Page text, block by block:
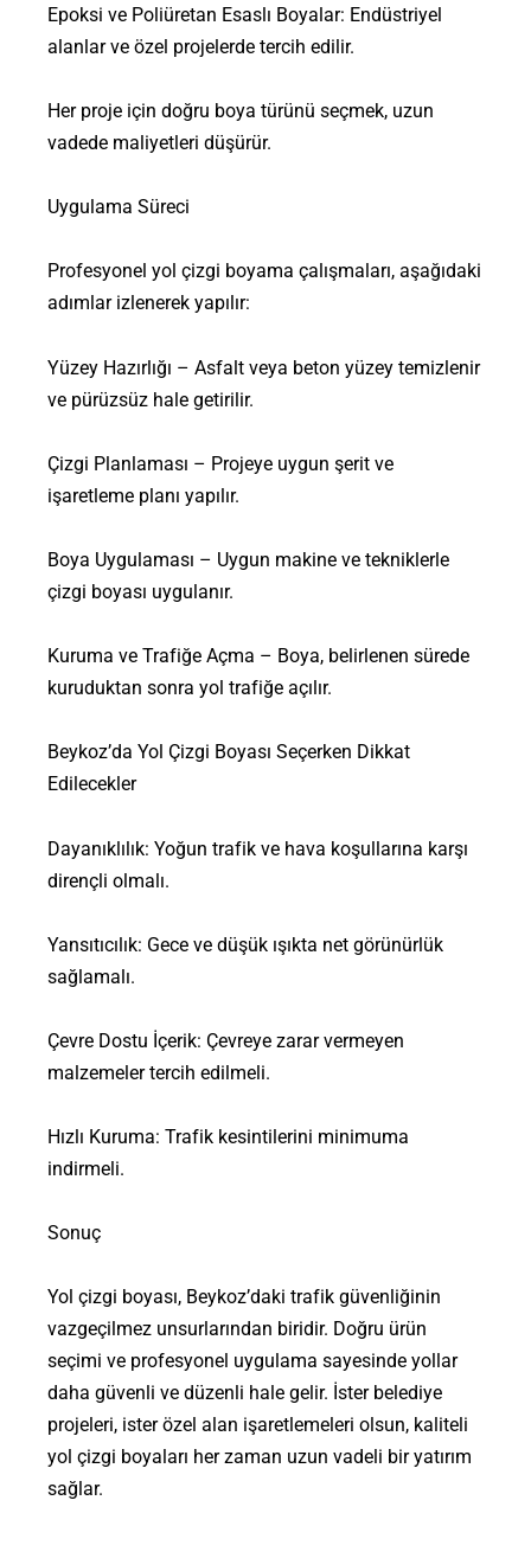
Epoksi ve Poliüretan Esaslı Boyalar: Endüstriyel
alanlar ve özel projelerde tercih edilir.
Her proje için doğru boya türünü seçmek, uzun
vadede maliyetleri düşürür.
Uygulama Süreci
Profesyonel yol çizgi boyama çalışmaları, aşağıdaki
adımlar izlenerek yapılır:
Yüzey Hazırlığı – Asfalt veya beton yüzey temizlenir
ve pürüzsüz hale getirilir.
Çizgi Planlaması – Projeye uygun şerit ve
işaretleme planı yapılır.
Boya Uygulaması – Uygun makine ve tekniklerle
çizgi boyası uygulanır.
Kuruma ve Trafiğe Açma – Boya, belirlenen sürede
kuruduktan sonra yol trafiğe açılır.
Beykoz’da Yol Çizgi Boyası Seçerken Dikkat
Edilecekler
Dayanıklılık: Yoğun trafik ve hava koşullarına karşı
dirençli olmalı.
Yansıtıcılık: Gece ve düşük ışıkta net görünürlük
sağlamalı.
Çevre Dostu İçerik: Çevreye zarar vermeyen
malzemeler tercih edilmeli.
Hızlı Kuruma: Trafik kesintilerini minimuma
indirmeli.
Sonuç
Yol çizgi boyası, Beykoz’daki trafik güvenliğinin
vazgeçilmez unsurlarından biridir. Doğru ürün
seçimi ve profesyonel uygulama sayesinde yollar
daha güvenli ve düzenli hale gelir. İster belediye
projeleri, ister özel alan işaretlemeleri olsun, kaliteli
yol çizgi boyaları her zaman uzun vadeli bir yatırım
sağlar.